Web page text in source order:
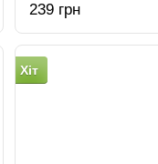
239 грн
Хіт